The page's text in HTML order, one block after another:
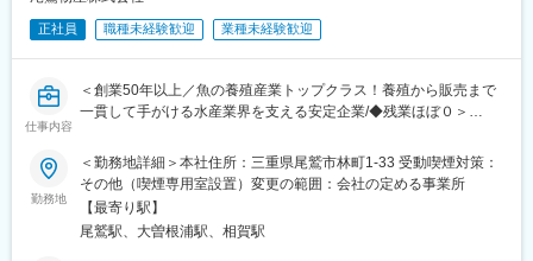
正社員 職種未経験歓迎 業種未経験歓迎
仕事内容
＜創業50年以上／魚の養殖産業トップクラス！養殖から販売まで
一貫して手がける水産業界を支える安定企業/◆残業ほぼ０＞
■募集背景
事業拡大および管理部門体制強化のための募集です。
未経験の方も含め、中長期的に育成しながら活躍いただける方を
お迎えしたいと考えています。
勤務地
＜勤務地詳細＞本社住所：三重県尾鷲市林町1-33 受動喫煙対策：
その他（喫煙専用室設置）変更の範囲：会社の定める事業所
【最寄り駅】
尾鷲駅、大曽根浦駅、相賀駅